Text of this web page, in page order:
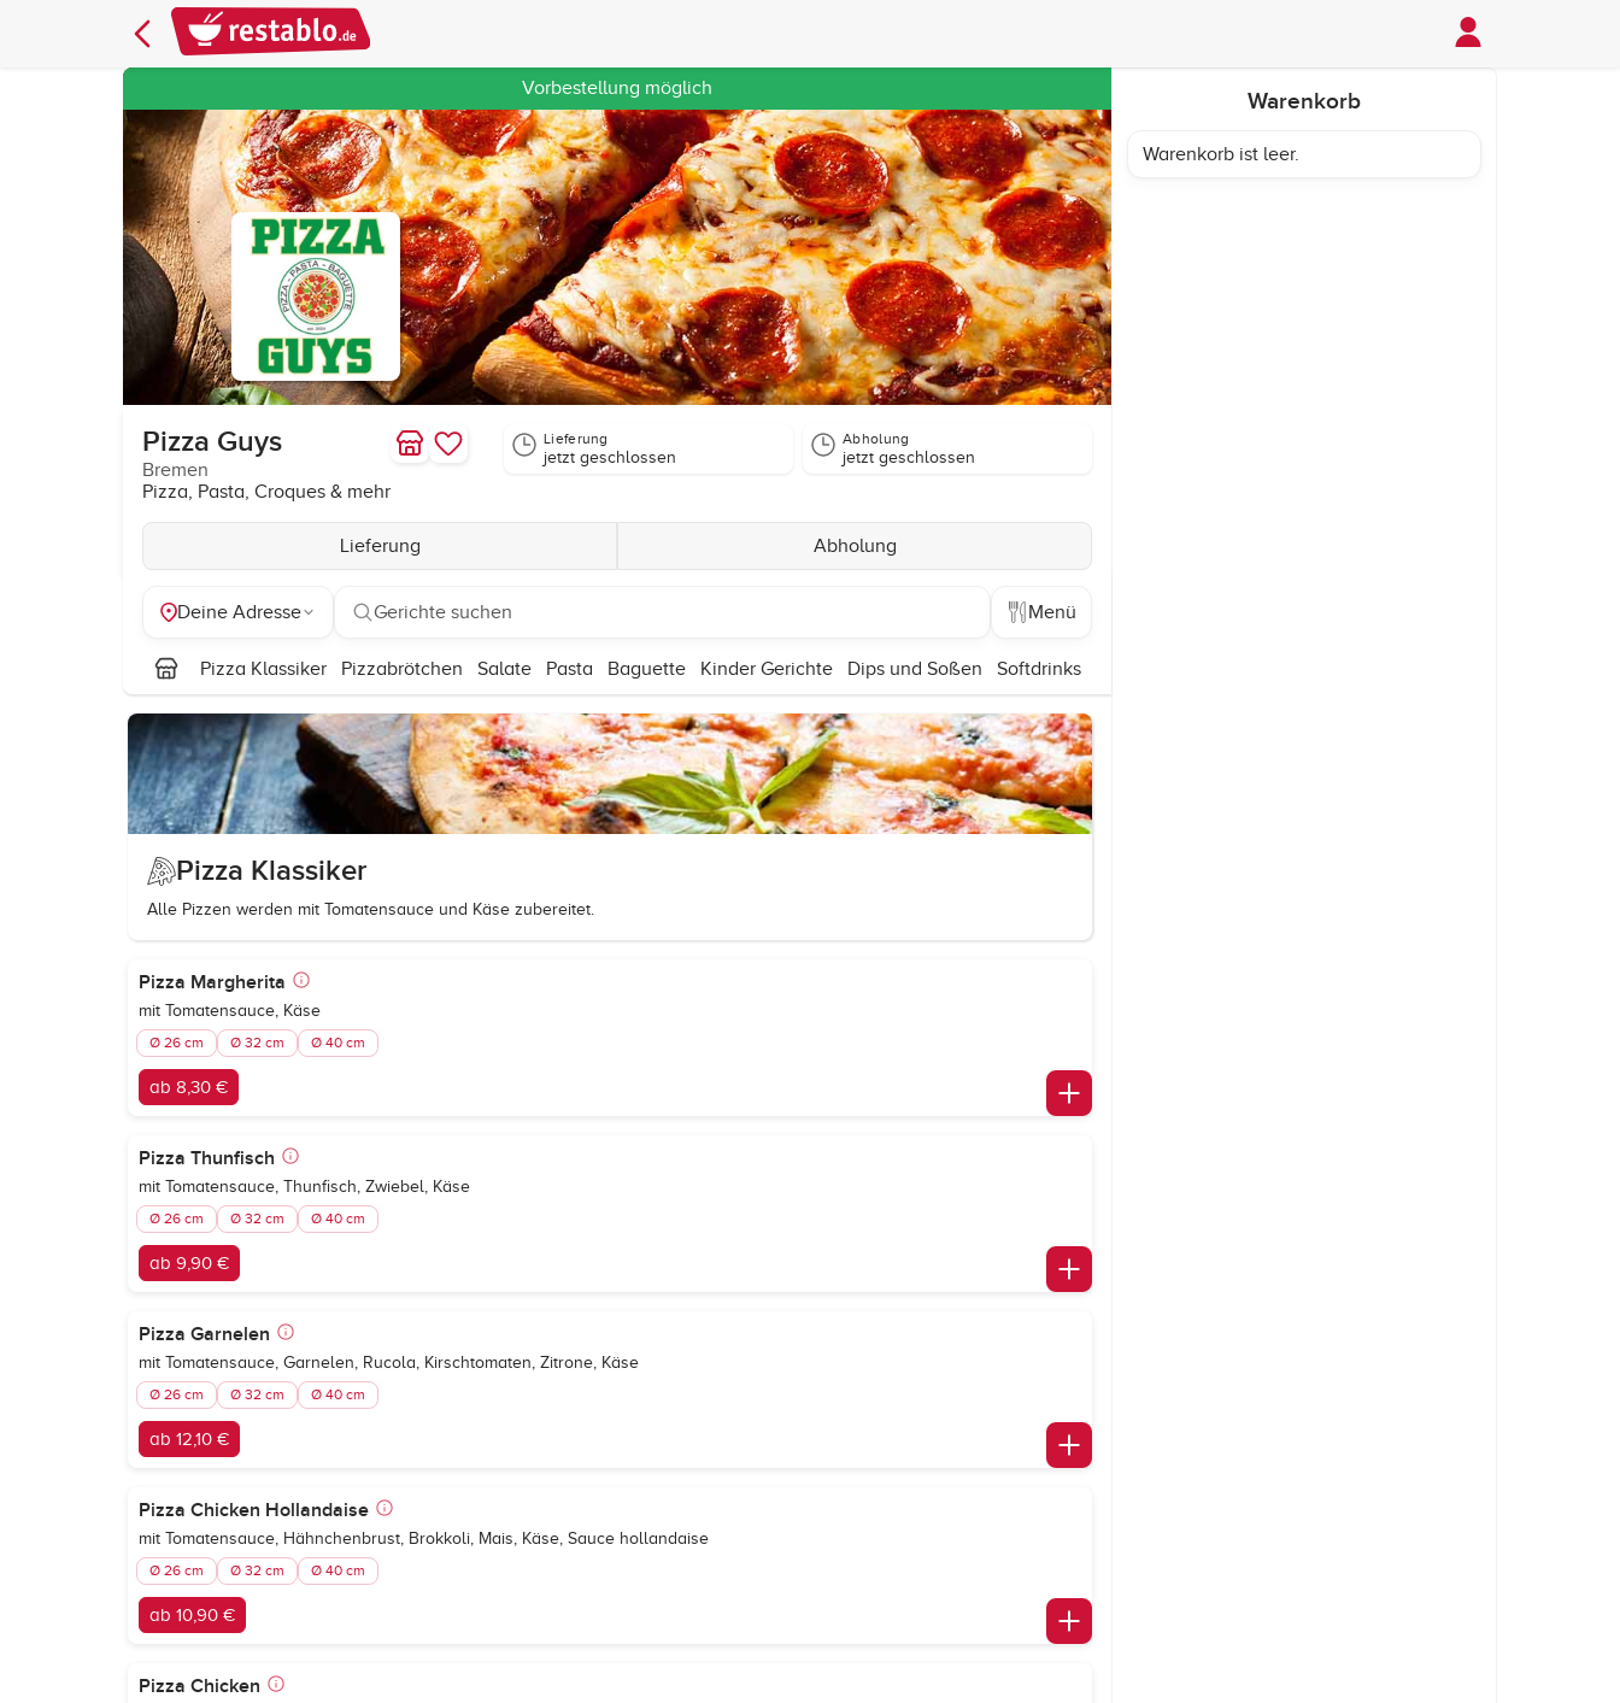
Vorbestellung möglich
Pizza Guys
Bremen
Pizza, Pasta, Croques & mehr
Lieferung
jetzt geschlossen
Abholung
jetzt geschlossen
Lieferung Abholung
Deine Adresse Gerichte suchen Menü
Pizza Klassiker Pizzabrötchen Salate Pasta Baguette Kinder Gerichte Dips und Soßen Softdrinks
Pizza Klassiker
Alle Pizzen werden mit Tomatensauce und Käse zubereitet.
Pizza Margherita
mit Tomatensauce, Käse
Ø 26 cm Ø 32 cm Ø 40 cm
ab 8,30 €
Pizza Thunfisch
mit Tomatensauce, Thunfisch, Zwiebel, Käse
Ø 26 cm Ø 32 cm Ø 40 cm
ab 9,90 €
Pizza Garnelen
mit Tomatensauce, Garnelen, Rucola, Kirschtomaten, Zitrone, Käse
Ø 26 cm Ø 32 cm Ø 40 cm
ab 12,10 €
Pizza Chicken Hollandaise
mit Tomatensauce, Hähnchenbrust, Brokkoli, Mais, Käse, Sauce hollandaise
Ø 26 cm Ø 32 cm Ø 40 cm
ab 10,90 €
Pizza Chicken
Warenkorb
Warenkorb ist leer.